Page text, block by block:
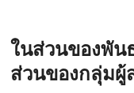
ในส่วนของพัน
ส่วนของกลุ่ม